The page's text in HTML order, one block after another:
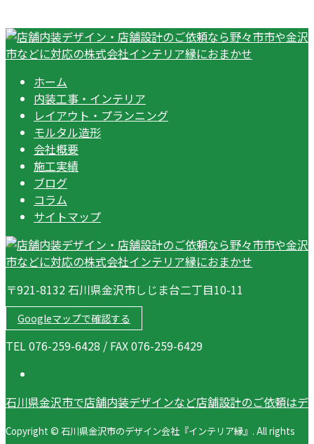
ホーム
内装工事・インテリア
レイアウト・プランニング
モルタル造形
会社概要
施工実績
ブログ
コラム
サイトマップ
〒921-8132 石川県金沢市しじま台二丁目10-11
Googleマップで確認する
TEL 076-259-6428 / FAX 076-259-6429
石川県金沢市で店舗内装デザインなど店舗設計のご依頼は
Copyright © 石川県金沢市のデザイン会社『インテリア縁』. All rights